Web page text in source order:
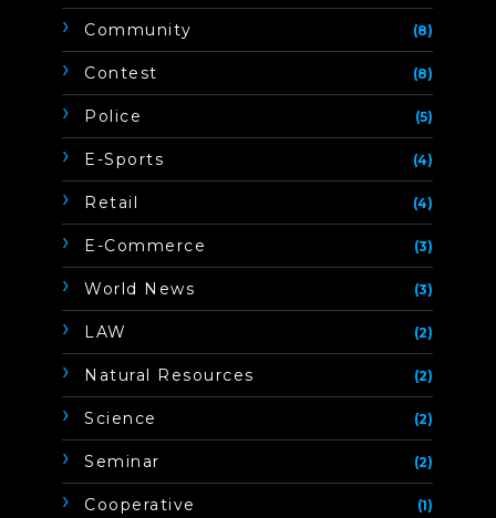
Community (8)
Contest (8)
Police (5)
E-Sports (4)
Retail (4)
E-Commerce (3)
World News (3)
LAW (2)
Natural Resources (2)
Science (2)
Seminar (2)
Cooperative (1)